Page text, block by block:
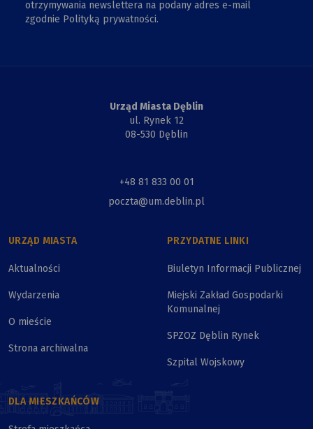
otrzymywania newslettera na podany adres e-mail
zgodnie Polityką prywatności.
Urząd Miasta Dęblin
ul. Rynek 12
08-530 Dęblin
+48 81 833 00 01
poczta@um.deblin.pl
URZĄD MIASTA
Aktualności
Wydarzenia
O mieście
Strona archiwalna
PRZYDATNE LINKI
Biuletyn Informacji Publicznej
Miejski Zakład Gospodarki
Komunalnej
SPZOZ Dęblin Rynek
Szpital Wojskowy
DLA MIESZKAŃCÓW